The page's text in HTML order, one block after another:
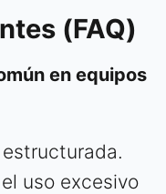
(FAQ)
en equipos
uso excesivo